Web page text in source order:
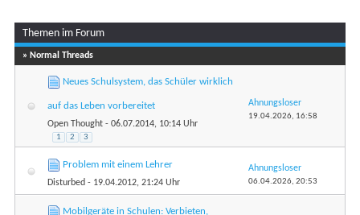
Themen im Forum
» Normal Threads
Neues Schulsystem, das Schüler wirklich
auf das Leben vorbereitet
Open Thought - 06.07.2014, 10:14 Uhr
1 2 3
Ahnungsloser
19.04.2026, 16:58
Problem mit einem Lehrer
Disturbed - 19.04.2012, 21:24 Uhr
Ahnungsloser
06.04.2026, 20:53
Mobilgeräte in Schulen: Verbieten,